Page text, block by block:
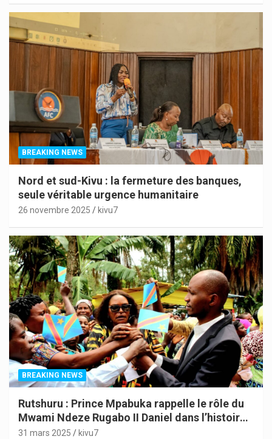
BREAKING NEWS
Nord et sud-Kivu : la fermeture des banques,
seule véritable urgence humanitaire
26 novembre 2025 kivu7
BREAKING NEWS
Rutshuru : Prince Mpabuka rappelle le rôle du
Mwami Ndeze Rugabo II Daniel dans l’histoire
de l’Indépendance du Congo
31 mars 2025 kivu7